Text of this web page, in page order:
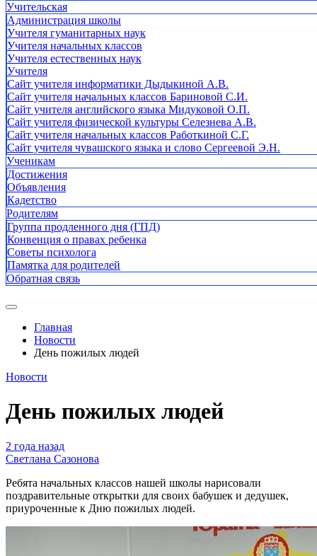
Учительская
Администрация школы
Учителя гуманитарных наук
Учителя начальных классов
Учителя естественных наук
Учителя
Cайт учителя информатики Дыдыкиной А.В.
Сайт учителя начальных классов Бариновой С.И.
Сайт учителя английского языка Мидуковой О.П.
Сайт учителя физической культуры Селезнева А.В.
Сайт учителя начальных классов Работкиной С.Г.
Сайт учителя чувашского языка и слово Сергеевой Э.Н.
Ученикам
Достижения
Объявления
Кадетство
Родителям
Группа продленного дня (ГПД)
Конвенция о правах ребенка
Советы психолога
Памятка для родителей
Обратная связь
Главная
Новости
День пожилых людей
Новости
День пожилых людей
2 года назад
Светлана Сазонова
Ребята начальных классов нашей школы нарисовали
поздравительные открытки для своих бабушек и дедушек,
приуроченные к Дню пожилых людей.